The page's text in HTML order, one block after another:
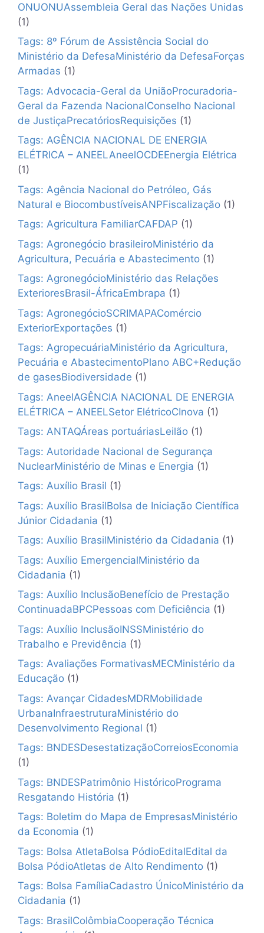
ONUONUAssembleia Geral das Nações Unidas
(1)
Tags: 8º Fórum de Assistência Social do
Ministério da DefesaMinistério da DefesaForças
Armadas (1)
Tags: Advocacia-Geral da UniãoProcuradoria-
Geral da Fazenda NacionalConselho Nacional
de JustiçaPrecatóriosRequisições (1)
Tags: AGÊNCIA NACIONAL DE ENERGIA
ELÉTRICA – ANEELAneelOCDEEnergia Elétrica
(1)
Tags: Agência Nacional do Petróleo, Gás
Natural e BiocombustíveisANPFiscalização (1)
Tags: Agricultura FamiliarCAFDAP (1)
Tags: Agronegócio brasileiroMinistério da
Agricultura, Pecuária e Abastecimento (1)
Tags: AgronegócioMinistério das Relações
ExterioresBrasil-ÁfricaEmbrapa (1)
Tags: AgronegócioSCRIMAPAComércio
ExteriorExportações (1)
Tags: AgropecuáriaMinistério da Agricultura,
Pecuária e AbastecimentoPlano ABC+Redução
de gasesBiodiversidade (1)
Tags: AneelAGÊNCIA NACIONAL DE ENERGIA
ELÉTRICA – ANEELSetor ElétricoCInova (1)
Tags: ANTAQÁreas portuáriasLeilão (1)
Tags: Autoridade Nacional de Segurança
NuclearMinistério de Minas e Energia (1)
Tags: Auxílio Brasil (1)
Tags: Auxílio BrasilBolsa de Iniciação Científica
Júnior Cidadania (1)
Tags: Auxílio BrasilMinistério da Cidadania (1)
Tags: Auxílio EmergencialMinistério da
Cidadania (1)
Tags: Auxílio InclusãoBenefício de Prestação
ContinuadaBPCPessoas com Deficiência (1)
Tags: Auxílio InclusãoINSSMinistério do
Trabalho e Previdência (1)
Tags: Avaliações FormativasMECMinistério da
Educação (1)
Tags: Avançar CidadesMDRMobilidade
UrbanaInfraestruturaMinistério do
Desenvolvimento Regional (1)
Tags: BNDESDesestatizaçãoCorreiosEconomia
(1)
Tags: BNDESPatrimônio HistóricoPrograma
Resgatando História (1)
Tags: Boletim do Mapa de EmpresasMinistério
da Economia (1)
Tags: Bolsa AtletaBolsa PódioEditalEdital da
Bolsa PódioAtletas de Alto Rendimento (1)
Tags: Bolsa FamíliaCadastro ÚnicoMinistério da
Cidadania (1)
Tags: BrasilColômbiaCooperação Técnica